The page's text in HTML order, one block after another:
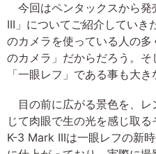
今回はペンタックスから
III」についてご紹介していき
のカメラを使っている人の
のカメラ」だからだろう。
「一眼レフ」である事も大き
目の前に広がる景色を、レ
じて肉眼で生の光を感じ取る
K-3 Mark IIIは一眼レフの新